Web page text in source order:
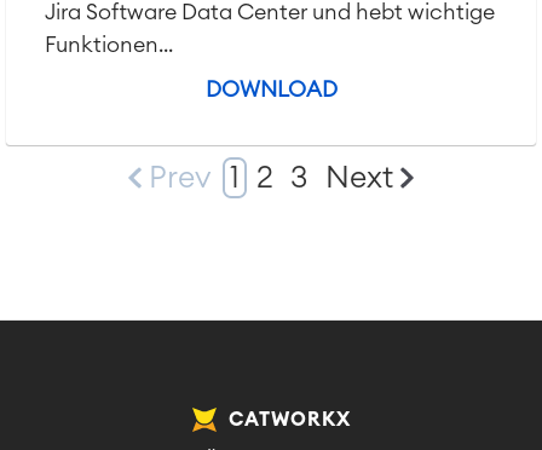
Jira Software Data Center und hebt wichtige
Funktionen...
DOWNLOAD
Prev 1 2 3 Next
CATWORKX